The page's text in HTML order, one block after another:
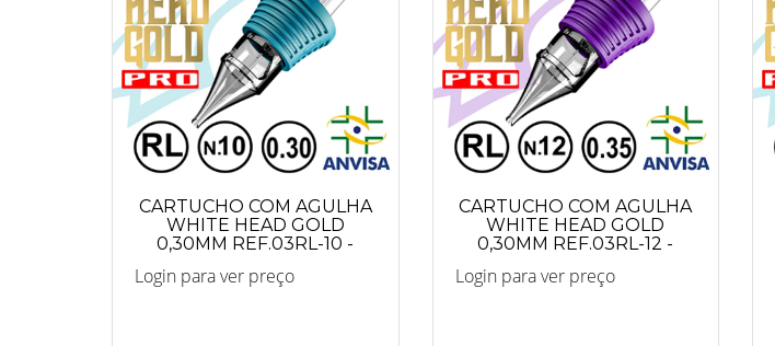
CARTUCHO COM AGULHA
WHITE HEAD GOLD
0,30MM REF.03RL-10 -
Login para ver preço
CARTUCHO COM AGULHA
WHITE HEAD GOLD
0,30MM REF.03RL-12 -
Login para ver preço